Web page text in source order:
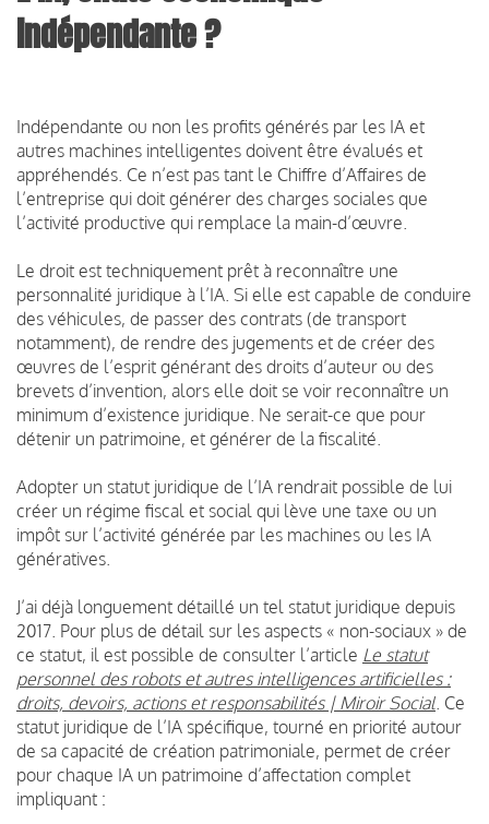
indépendante ?
Indépendante ou non les profits générés par les IA et
autres machines intelligentes doivent être évalués et
appréhendés. Ce n’est pas tant le Chiffre d’Affaires de
l’entreprise qui doit générer des charges sociales que
l’activité productive qui remplace la main-d’œuvre.
Le droit est techniquement prêt à reconnaître une
personnalité juridique à l’IA. Si elle est capable de conduire
des véhicules, de passer des contrats (de transport
notamment), de rendre des jugements et de créer des
œuvres de l’esprit générant des droits d’auteur ou des
brevets d’invention, alors elle doit se voir reconnaître un
minimum d’existence juridique. Ne serait-ce que pour
détenir un patrimoine, et générer de la fiscalité.
Adopter un statut juridique de l’IA rendrait possible de lui
créer un régime fiscal et social qui lève une taxe ou un
impôt sur l’activité générée par les machines ou les IA
génératives.
J’ai déjà longuement détaillé un tel statut juridique depuis
2017. Pour plus de détail sur les aspects « non-sociaux » de
ce statut, il est possible de consulter l’article Le statut
personnel des robots et autres intelligences artificielles :
droits, devoirs, actions et responsabilités | Miroir Social. Ce
statut juridique de l’IA spécifique, tourné en priorité autour
de sa capacité de création patrimoniale, permet de créer
pour chaque IA un patrimoine d’affectation complet
impliquant :